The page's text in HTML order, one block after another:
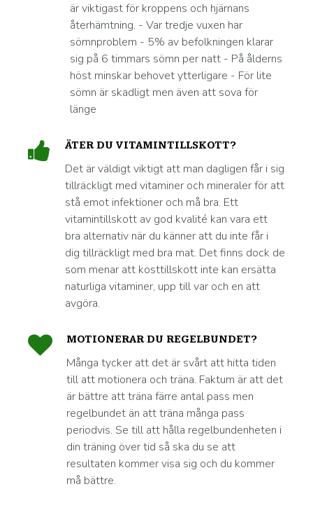
är viktigast för kroppens och hjärnans
återhämtning. - Var tredje vuxen har
sömnproblem - 5% av befolkningen klarar
sig på 6 timmars sömn per natt - På ålderns
höst minskar behovet ytterligare - För lite
sömn är skadligt men även att sova för
länge
ÄTER DU VITAMINTILLSKOTT?
Det är väldigt viktigt att man dagligen får i sig
tillräckligt med vitaminer och mineraler för att
stå emot infektioner och må bra. Ett
vitamintillskott av god kvalité kan vara ett
bra alternativ när du känner att du inte får i
dig tillräckligt med bra mat. Det finns dock de
som menar att kosttillskott inte kan ersätta
naturliga vitaminer, upp till var och en att
avgöra.
MOTIONERAR DU REGELBUNDET?
Många tycker att det är svårt att hitta tiden
till att motionera och träna. Faktum är att det
är bättre att träna färre antal pass men
regelbundet än att träna många pass
periodvis. Se till att hålla regelbundenheten i
din träning över tid så ska du se att
resultaten kommer visa sig och du kommer
må bättre.